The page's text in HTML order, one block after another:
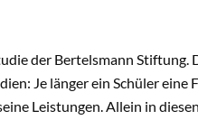
der Bertelsmann
Je länger ein Schüler
Leistungen. Allein in